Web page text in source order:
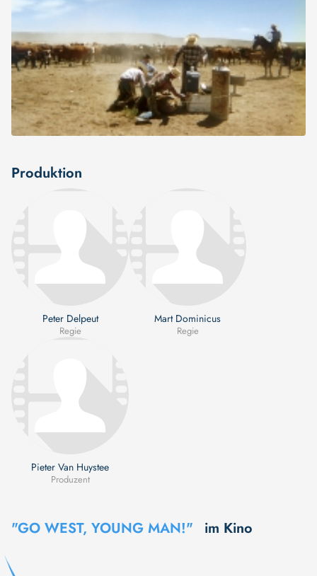
Produktion
Peter Delpeut
Regie
Mart Dominicus
Regie
Pieter Van Huystee
Produzent
"GO WEST, YOUNG MAN!" im Kino